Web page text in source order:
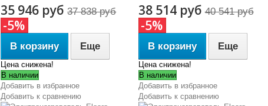
35 946 руб37 838 руб
-5%
В корзину Еще
Цена снижена!
В наличии
Добавить в избранное
Добавить к сравнению
38 514 руб40 541 руб
-5%
В корзину Еще
Цена снижена!
В наличии
Добавить в избранное
Добавить к сравнению